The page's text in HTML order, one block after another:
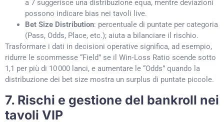
a 7 suggerisce una distribuzione equa, mentre deviazioni
possono indicare bias nei tavoli live.
Bet Size Distribution: percentuale di puntate per categoria
(Pass, Odds, Place, etc.); aiuta a bilanciare il rischio.
Trasformare i dati in decisioni operative significa, ad esempio,
ridurre le scommesse “Field” se il Win‑Loss Ratio scende sotto
1,1 per più di 10 000 lanci, e aumentare le “Odds” quando la
distribuzione dei bet size mostra un surplus di puntate piccole.
7. Rischi e gestione del bankroll nei
tavoli VIP